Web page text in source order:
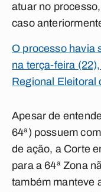
atuar no
caso
O processo havia
na terça-feira
Regional Eleitoral
Apesar de
64ª) possuem
de ação, a Corte
para a 64ª Zona
também manteve